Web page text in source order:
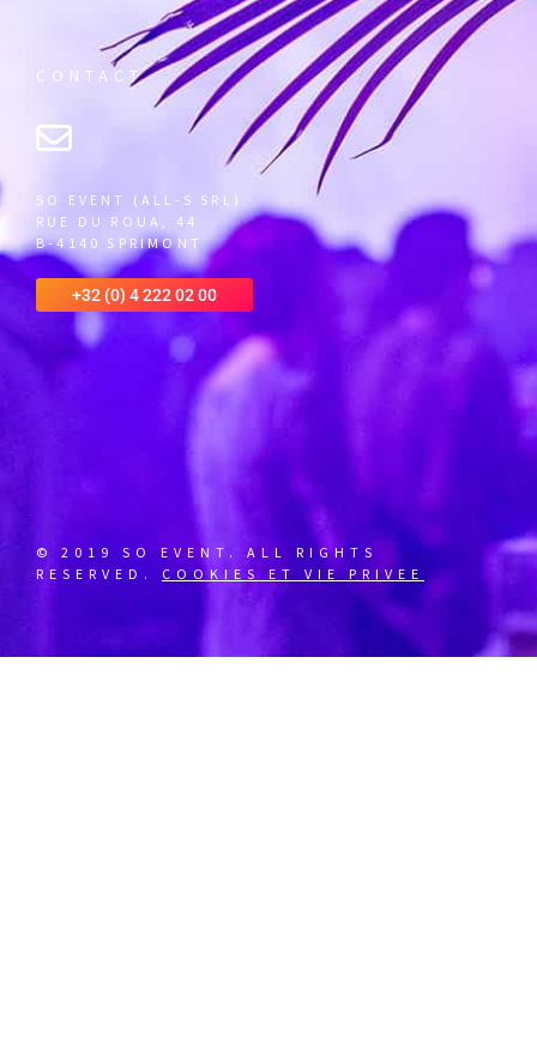
CONTACT
SO EVENT (ALL-S SRL)
RUE DU ROUA, 44
B-4140 SPRIMONT
+32 (0) 4 222 02 00
© 2019 SO EVENT. ALL RIGHTS
RESERVED. COOKIES ET VIE PRIVEE